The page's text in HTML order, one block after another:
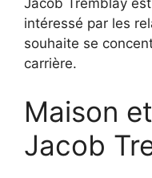
Jacob Tremblay
intéressé par les
souhaite se
carrière.
Maison
Jacob